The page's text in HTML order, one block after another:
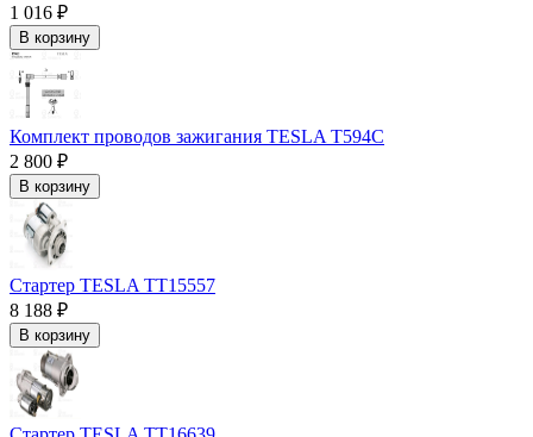
1 016 ₽
В корзину
Комплект проводов зажигания TESLA T594C
2 800 ₽
В корзину
Стартер TESLA TT15557
8 188 ₽
В корзину